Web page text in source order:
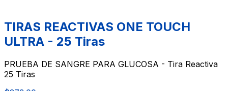
TIRAS REACTIVAS ONE TOUCH
ULTRA - 25 Tiras
PRUEBA DE SANGRE PARA GLUCOSA - Tira Reactiva
25 Tiras